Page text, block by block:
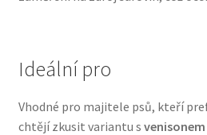
Royal Canin pro psy
Veterinární dieta pro psy
Ideální pro
Vhodné pro majitele psů, kteří
chtějí zkusit variantu s venisonem